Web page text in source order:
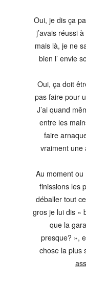
Oui, je dis ça
j’avais réussi
mais là, je ne
bien l’ envie
Oui, ça doit
pas faire pour
J’ai quand
entre les
faire
vraiment une
Au moment
finissions les
déballer tout
gros je lui dis «
que la
presque? »,
chose la plus